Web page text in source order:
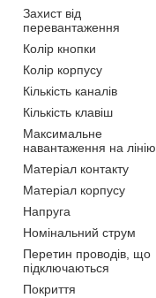
Захист від
перевантаження
Колір кнопки
Колір корпусу
Кількість каналів
Кількість клавіш
Максимальне
навантаження на лінію
Матеріал контакту
Матеріал корпусу
Напруга
Номінальний струм
Перетин проводів, що
підключаються
Покриття